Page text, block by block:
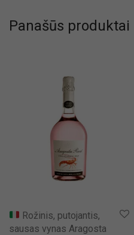
Panašūs produktai
Rožinis, putojantis,
sausas vynas Aragosta